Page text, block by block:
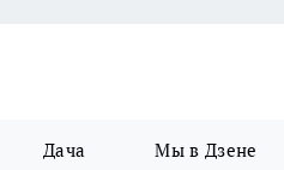
Дача Мы в Дзене